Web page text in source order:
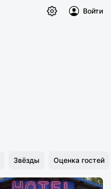
Войти
Звёзды Оценка гостей